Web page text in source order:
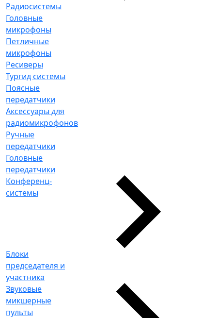
Радиосистемы
Головные
микрофоны
Петличные
микрофоны
Ресиверы
Тургид системы
Поясные
передатчики
Аксессуары для
радиомикрофонов
Ручные
передатчики
Головные
передатчики
Конференц-
системы
Блоки
председателя и
участника
Звуковые
микшерные
пульты